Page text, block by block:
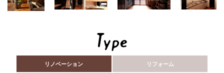
リノベーション リフォーム